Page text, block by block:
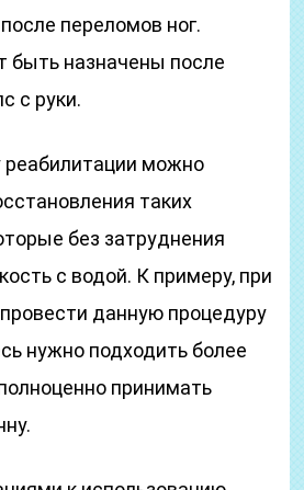
переломов ног.
быть назначены после
с руки.
реабилитации можно
таких
без затруднения
с водой. К примеру, при
данную процедуру
нужно подходить более
принимать